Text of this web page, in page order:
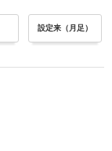
設定来（月足）